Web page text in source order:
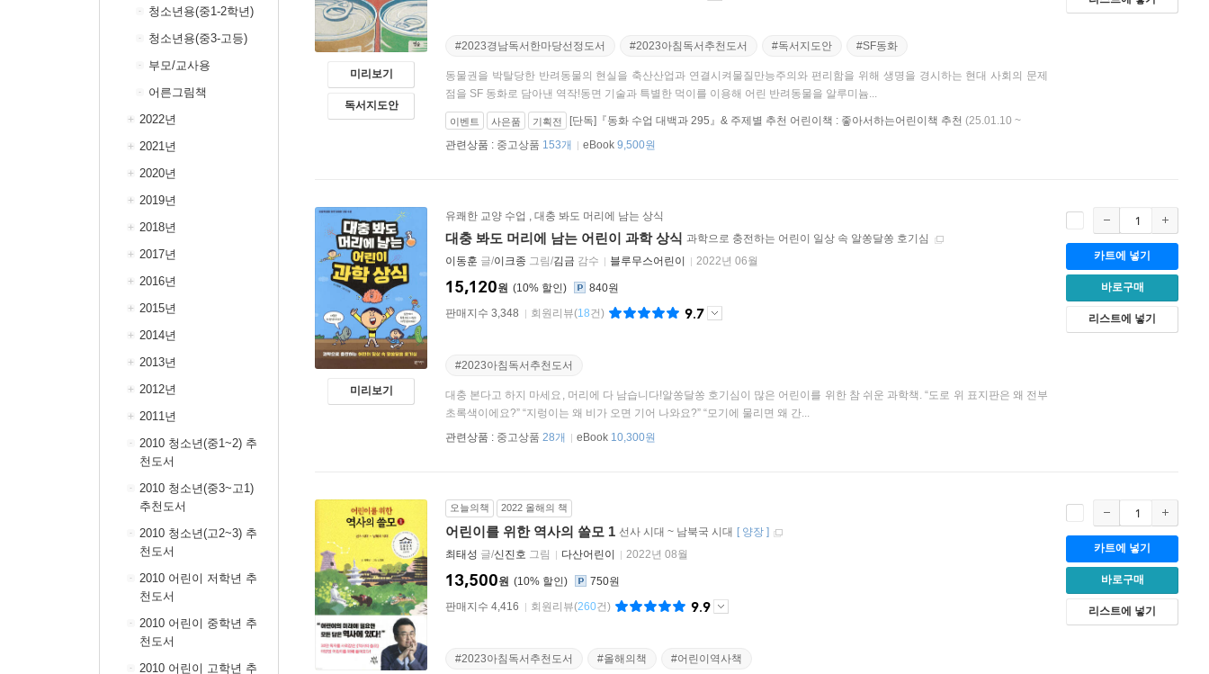
청소년용(중1-2학년)
청소년용(중3-고등)
부모/교사용
어른그림책
2022년
2021년
2020년
2019년
2018년
2017년
2016년
2015년
2014년
2013년
2012년
2011년
2010 청소년(중1~2) 추
천도서
2010 청소년(중3~고1)
추천도서
2010 청소년(고2~3) 추
천도서
2010 어린이 저학년 추
천도서
2010 어린이 중학년 추
천도서
2010 어린이 고학년 추
미리보기
독서지도안
#2023경남독서한마당선정도서 #2023아침독서추천도서 #독서지도안 #SF동화
동물권을 박탈당한 반려동물의 현실을 축산산업과 연결시켜물질만능주의와 편리함을 위해 생명을 경시하는 현대 사회의 문제
점을 SF 동화로 담아낸 역작!동면 기술과 특별한 먹이를 이용해 어린 반려동물을 알루미늄...
이벤트 사은품 기획전 [단독]『동화 수업 대백과 295』& 주제별 추천 어린이책 : 좋아서하는어린이책 추천 (25.01.10 ~
00.12.31)
관련상품 : 중고상품 153개 eBook 9,500원
미리보기
유쾌한 교양 수업 , 대충 봐도 머리에 남는 상식
대충 봐도 머리에 남는 어린이 과학 상식 과학으로 충전하는 어린이 일상 속 알쏭달쏭 호기심
이동훈 글/이크종 그림/김금 감수 블루무스어린이 2022년 06월
10%
15,120원
840원
판매지수 3,348
회원리뷰(18건) 9.7
#2023아침독서추천도서
대충 본다고 하지 마세요, 머리에 다 남습니다!알쏭달쏭 호기심이 많은 어린이를 위한 참 쉬운 과학책. “도로 위 표지판은 왜 전부
초록색이에요?” “지렁이는 왜 비가 오면 기어 나와요?” “모기에 물리면 왜 간...
관련상품 : 중고상품 28개 eBook 10,300원
카트에 넣기
바로구매
리스트에 넣기
오늘의책 2022 올해의 책
어린이를 위한 역사의 쓸모 1 선사 시대 ~ 남북국 시대 [ 양장 ]
최태성 글/신진호 그림 다산어린이 2022년 08월
10%
13,500원
750원
판매지수 4,416
회원리뷰(260건) 9.9
#2023아침독서추천도서 #올해의책 #어린이역사책
카트에 넣기
바로구매
리스트에 넣기